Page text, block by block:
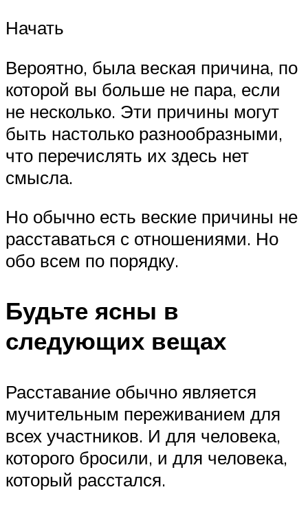
Начать
Вероятно, была веская причина, по
которой вы больше не пара, если
не несколько. Эти причины могут
быть настолько разнообразными,
что перечислять их здесь нет
смысла.
Но обычно есть веские причины не
расставаться с отношениями. Но
обо всем по порядку.
Будьте ясны в
следующих вещах
Расставание обычно является
мучительным переживанием для
всех участников. И для человека,
которого бросили, и для человека,
который расстался.